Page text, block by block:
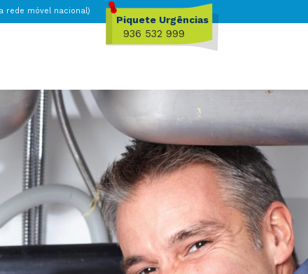
rede móvel nacional)
Piquete Urgências
936 532 999